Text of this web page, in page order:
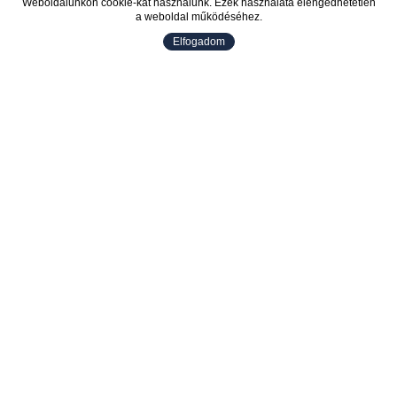
Weboldalunkon cookie-kat használunk. Ezek használata elengedhetetlen
a weboldal működéséhez.
Elfogadom